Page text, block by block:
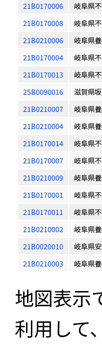
21B0170006
岐阜県
21B0170008
岐阜県
21B0210006
岐阜県
21B0170004
岐阜県
21B0170013
岐阜県
25B0090016
滋賀県
21B0210007
岐阜県
21B0210004
岐阜県
21B0170014
岐阜県
21B0170007
岐阜県
21B0210009
岐阜県
21B0170001
岐阜県
21B0170011
岐阜県
21B0210002
岐阜県
21B0020010
岐阜県
21B0210003
岐阜県
地図表示
利用して